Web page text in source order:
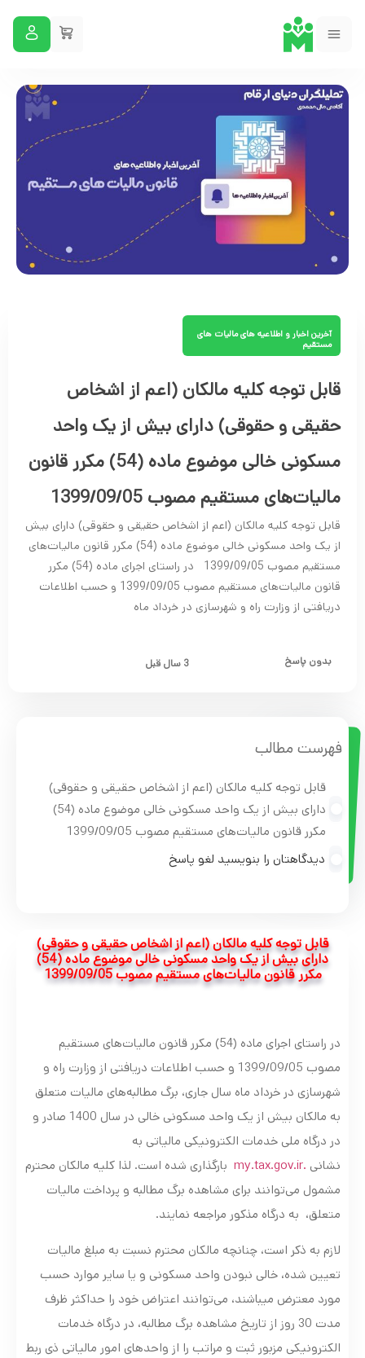
آخرین اخبار و اطلاعیه های مالیات های
مستقیم
قابل توجه کلیه مالکان (اعم از اشخاص
حقیقی و حقوقی) دارای بیش از یک واحد
مسکونی خالی موضوع ماده (54) مکرر قانون
مالیات‌های مستقیم مصوب 1399/09/05
قابل توجه کلیه مالکان (اعم از اشخاص حقیقی و حقوقی) دارای بیش
از یک واحد مسکونی خالی موضوع ماده (54) مکرر قانون مالیات‌های
مستقیم مصوب 1399/09/05 در راستای اجرای ماده (54) مکرر
قانون مالیات‌های مستقیم مصوب 1399/09/05 و حسب اطلاعات
دریافتی از وزارت راه و شهرسازی در خرداد ماه
بدون پاسخ 3 سال قبل
فهرست مطالب
قابل توجه کلیه مالکان (اعم از اشخاص حقیقی و حقوقی)
دارای بیش از یک واحد مسکونی خالی موضوع ماده (54)
مکرر قانون مالیات‌های مستقیم مصوب 1399/09/05
دیدگاهتان را بنویسید لغو پاسخ
قابل توجه کلیه مالکان (اعم از اشخاص حقیقی و حقوقی)
دارای بیش از یک واحد مسکونی خالی موضوع ماده (54)
مکرر قانون مالیات‌های مستقیم مصوب 1399/09/05
در راستای اجرای ماده (54) مکرر قانون مالیات‌های مستقیم
مصوب 1399/09/05 و حسب اطلاعات دریافتی از وزارت راه و
شهرسازی در خرداد ماه سال جاری، برگ مطالبه‌های مالیات متعلق
به مالکان بیش از یک واحد مسکونی خالی در سال 1400 صادر و
در درگاه ملی خدمات الکترونیکی مالیاتی به
نشانی .my.tax.gov.ir
بارگذاری شده است. لذا کلیه مالکان محترم
مشمول می‌توانند برای مشاهده برگ مطالبه و پرداخت مالیات
متعلق، به درگاه مذکور مراجعه نمایند.
لازم به ذکر است، چنانچه مالکان محترم نسبت به مبلغ مالیات
تعیین شده، خالی نبودن واحد مسکونی و یا سایر موارد حسب
مورد معترض می­باشند، می‌توانند اعتراض خود را حداکثر ظرف
مدت 30 روز از تاریخ مشاهده برگ مطالبه، در درگاه خدمات
الکترونیکی مزبور ثبت و مراتب را از واحدهای امور مالیاتی ذی ربط